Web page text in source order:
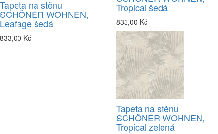
Tapeta na stěnu
SCHÖNER WOHNEN,
Leafage šedá
833,00 Kč
Tropical šedá
833,00 Kč
Tapeta na stěnu
SCHÖNER WOHNEN,
Tropical zelená